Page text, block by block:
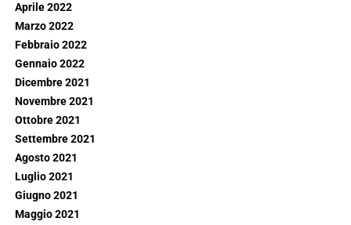
Aprile 2022
Marzo 2022
Febbraio 2022
Gennaio 2022
Dicembre 2021
Novembre 2021
Ottobre 2021
Settembre 2021
Agosto 2021
Luglio 2021
Giugno 2021
Maggio 2021